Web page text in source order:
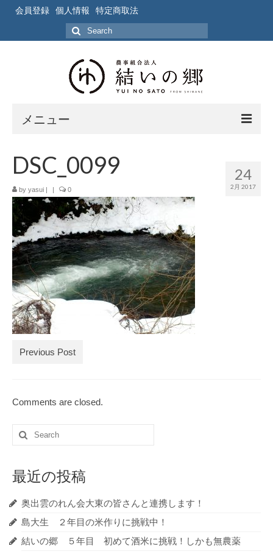
会員登録 個人情報
特定商取法
Search
for:
メニュー
作業風景
写真
ブログ
ブログ記事の要約一覧
ブログ記事の全記事一覧
お買物
お問合せ
24
2月 2017
DSC_0099
by yasui | | 0
Previous Post
Comments are closed.
Search
for:
最近の投稿
奥出雲のれん会大東の皆さんと連携します！
島大生 ２年目の米作りに挑戦中！
結いの郷 ５年目 初めて酒米に挑戦！しかも無農薬